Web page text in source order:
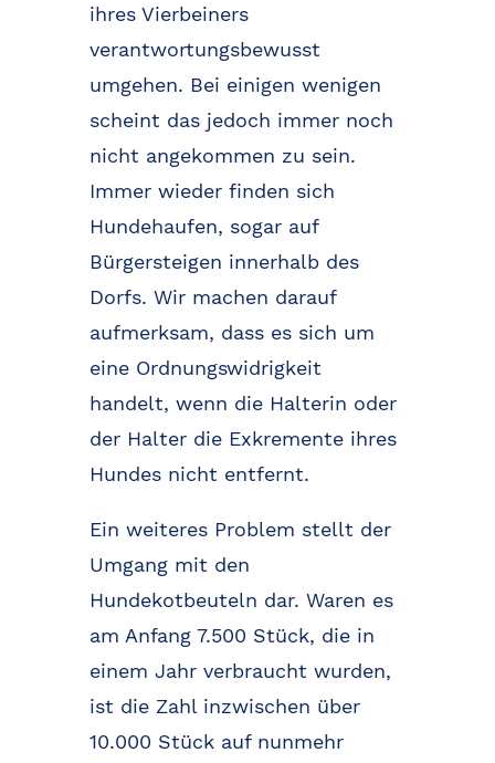
ihres Vierbeiners
verantwortungsbewusst
umgehen. Bei einigen wenigen
scheint das jedoch immer noch
nicht angekommen zu sein.
Immer wieder finden sich
Hundehaufen, sogar auf
Bürgersteigen innerhalb des
Dorfs. Wir machen darauf
aufmerksam, dass es sich um
eine Ordnungswidrigkeit
handelt, wenn die Halterin oder
der Halter die Exkremente ihres
Hundes nicht entfernt.
Ein weiteres Problem stellt der
Umgang mit den
Hundekotbeuteln dar. Waren es
am Anfang 7.500 Stück, die in
einem Jahr verbraucht wurden,
ist die Zahl inzwischen über
10.000 Stück auf nunmehr